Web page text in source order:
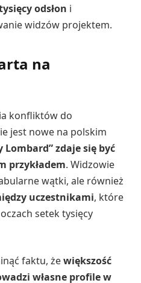
odsłon i
widzów projektem.
na
konfliktów do
jest nowe na polskim
Lombard” zdaje się być
przykładem. Widzowie
wątki, ale również
uczestnikami, które
setek tysięcy
faktu, żewiększość
własne profile w